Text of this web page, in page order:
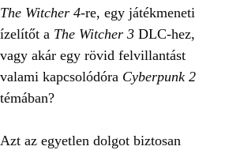
The Witcher 4-re, egy játékmeneti
ízelítőt a The Witcher 3 DLC-hez,
vagy akár egy rövid felvillantást
valami kapcsolódóra Cyberpunk 2
témában?
Azt az egyetlen dolgot biztosan